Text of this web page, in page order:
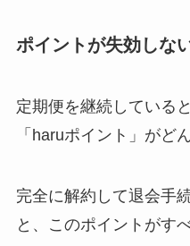
ポイントが失効しな
定期便を継続している
「haruポイント」がど
完全に解約して退会手
と、このポイントがす